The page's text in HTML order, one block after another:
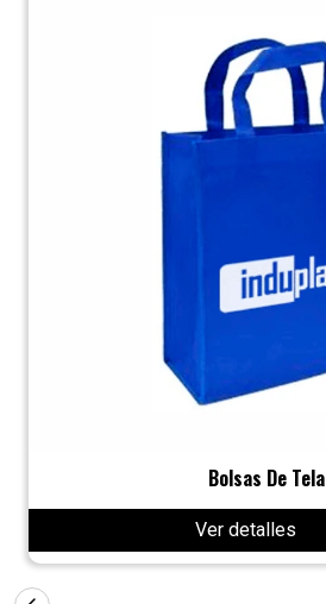
Bolsas De Tela
Ver detalles